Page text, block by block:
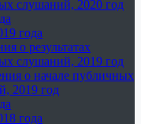
слушаний, 2020 год
года
о результатах
слушаний, 2019 год
о начале публичных
2019 год
года